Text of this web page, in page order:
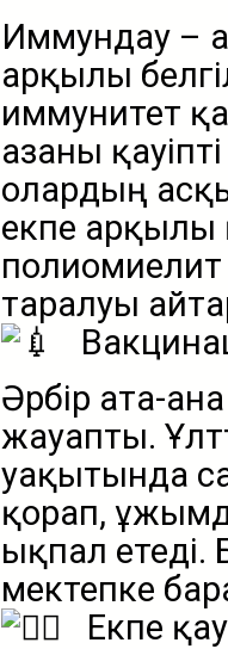
Иммундау –
арқылы
иммунитет
ағзаны
олардың
екпе арқылы
таралуы
Әрбір ата-
жауапты.
уақытында
қорғап,
ықпал етеді.
мектепке
Екпе